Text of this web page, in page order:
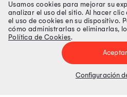
Tienda 100%
Tiendas Peruanas S.A. R.U.C. Nº
Precios disponibles solo en
Usamos cookies para mejorar su
analizar el uso del sitio. Al hacer clic
el uso de cookies en su dispositivo.
cómo administrarlas o eliminarlas,
Política de Cookies.
Aceptar
Configuración